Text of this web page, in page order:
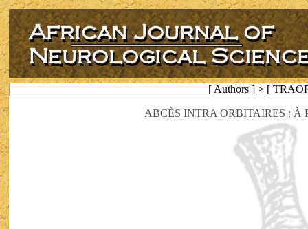
[ Authors ] > [
ABCÈS INTRA ORBITAIRES : À